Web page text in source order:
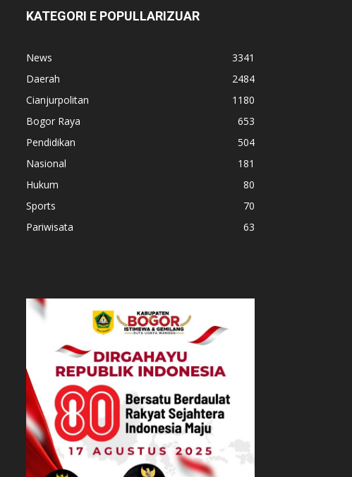
KATEGORI E POPULLARIZUAR
News
3341
Daerah
2484
Cianjurpolitan
1180
Bogor Raya
653
Pendidikan
504
Nasional
181
Hukum
80
Sports
70
Pariwisata
63